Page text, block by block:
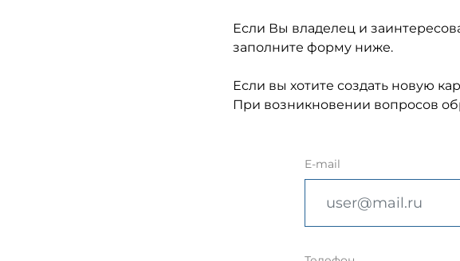
Если Вы владелец и
заполните форму ниже.
Если вы хотите создать новую
При возникновении вопросов
E-mail